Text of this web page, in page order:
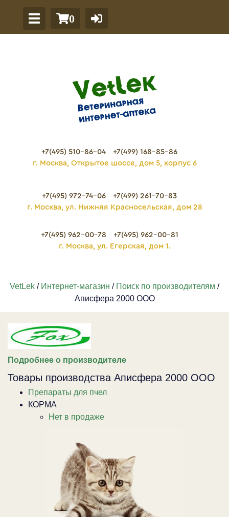
0
+7(495) 510-86-04
+7(499) 168-85-86
г. Москва, Открытое шоссе, дом 5, корпус 6
+7(495) 972-74-06
+7(499) 261-70-83
г. Москва, ул. Нижняя Красносельская, дом 28
+7(495) 962-00-78
+7(495) 962-00-81
г. Москва, ул. Егерская, дом 1.
VetLek / Интернет-магазин / Поиск по производителям /
Аписфера 2000 ООО
Подробнее о производителе
Товары производства Аписфера 2000 ООО
Препараты для пчел
КОРМА
Нет в продаже